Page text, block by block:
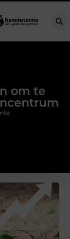
geven belangrijk is
om te